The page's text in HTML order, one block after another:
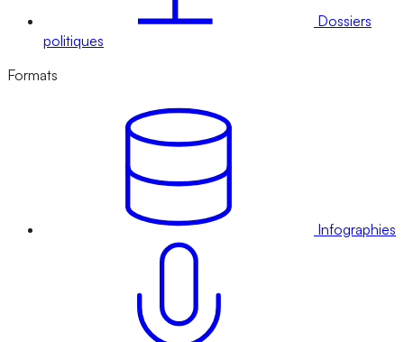
Dossiers
politiques
Formats
Infographies